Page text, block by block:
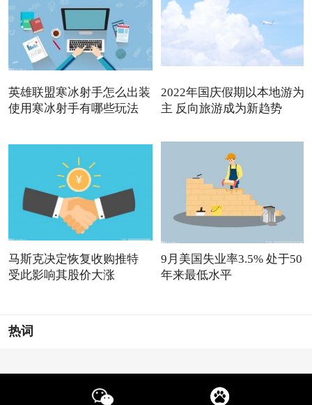
英雄联盟寒冰射手怎么出装
使用寒冰射手有哪些玩法
2022年国庆假期以本地游为
主 反向旅游成为新趋势
马斯克决定恢复收购推特
受此影响其股价大涨
9月美国失业率3.5% 处于50
年来最低水平
热词